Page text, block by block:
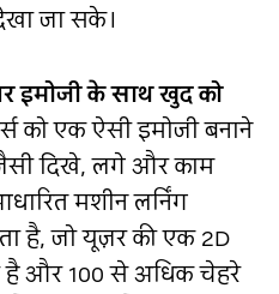
जा सके।
के साथ खुद को
को एक ऐसी इमोजी बनाने
दिखे, लगे और काम
मशीन लर्निंग
है, जो यूज़र की एक 2D
है और 100 से अधिक चेहरे